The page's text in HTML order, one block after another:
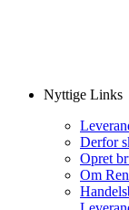
Nyttige Links
Derfor
Opret
Om